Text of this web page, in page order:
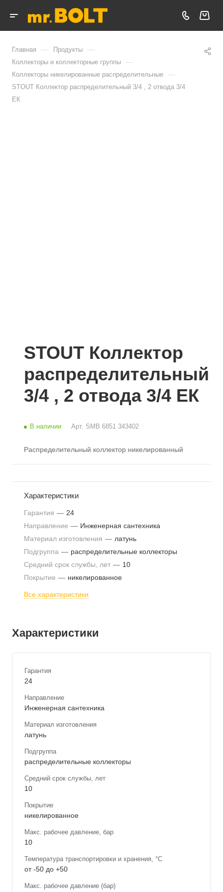
Главная — Продукты —
Коллекторы и коллекторные группы —
Коллекторы никелированные распределительные —
STOUT Коллектор распределительный 3/4 , 2 отвода 3/4
ЕК
STOUT Коллектор
распределительный
3/4 , 2 отвода 3/4 ЕК
В наличии Арт. SMB 6851 343402
Распределительный коллектор никелированный
Характеристики
Гарантия — 24
Направление — Инженерная сантехника
Материал изготовления — латунь
Подгруппа — распределительные коллекторы
Средний срок службы, лет — 10
Покрытие — никелированное
Все характеристики
Характеристики
Гарантия
24
Направление
Инженерная сантехника
Материал изготовления
латунь
Подгруппа
распределительные коллекторы
Средний срок службы, лет
10
Покрытие
никелированное
Макс. рабочее давление, бар
10
Температура транспортировки и хранения, °С
от -50 до +50
Макс. рабочее давление (бар)